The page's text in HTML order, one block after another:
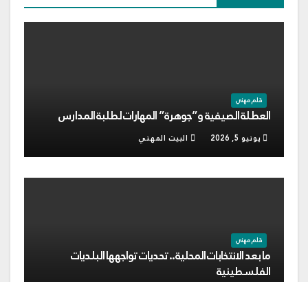
قلم مهني
العطلة الصيفية و”جوهرة” المهارات لطلبة المدارس
يونيو 5, 2026 البيت المهني
قلم مهني
ما بعد الانتخابات المحلية.. تحديات تواجهها البلديات
الفلسطينية